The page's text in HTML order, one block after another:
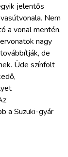
jelentős
Nem
a vonal mentén,
nagy
de
Üde színfolt
a Suzuki-gyár